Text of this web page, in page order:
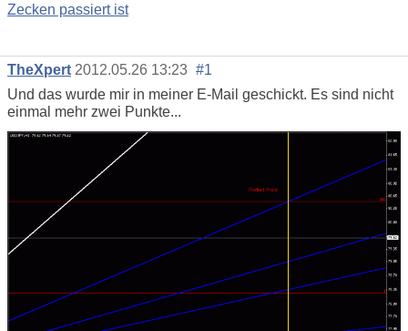
Zecken passiert ist
TheXpert 2012.05.26 13:23 #1
Und das wurde mir in meiner E-Mail geschickt. Es sind nicht
einmal mehr zwei Punkte...